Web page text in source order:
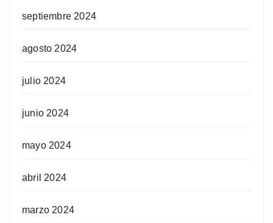
septiembre 2024
agosto 2024
julio 2024
junio 2024
mayo 2024
abril 2024
marzo 2024